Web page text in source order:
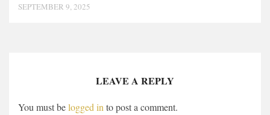
SEPTEMBER 9, 2025
LEAVE A REPLY
You must belogged in to post a comment.